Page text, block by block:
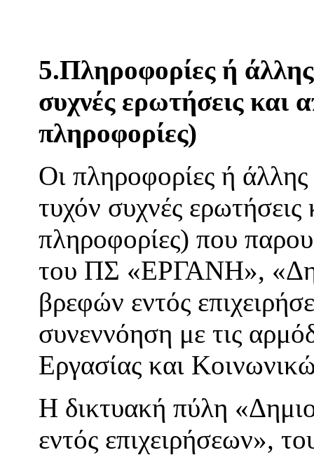
5.Πληροφορίες ή άλλης
συχνές ερωτήσεις και
πληροφορίες)
Οι πληροφορίες ή άλλης
τυχόν συχνές ερωτήσεις
πληροφορίες) που
του ΠΣ «ΕΡΓΑΝΗ»,
βρεφών εντός
συνεννόηση με τις
Εργασίας και
Η δικτυακή πύλη
εντός επιχειρήσεων»,